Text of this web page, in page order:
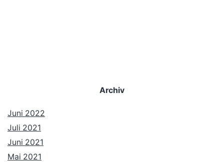
Archiv
Juni 2022
Juli 2021
Juni 2021
Mai 2021